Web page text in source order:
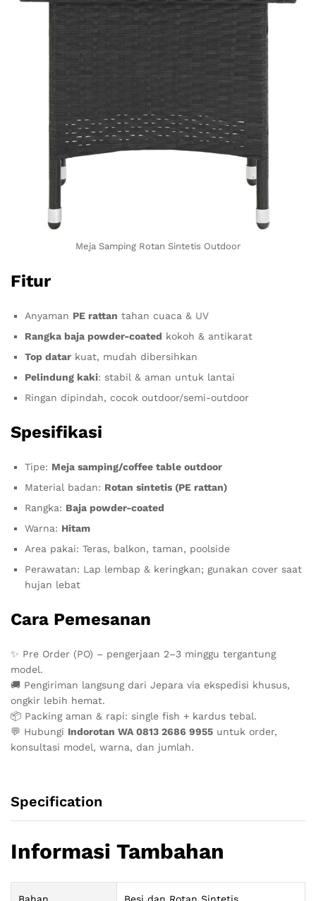
Meja Samping Rotan Sintetis Outdoor
Fitur
Anyaman PE rattan tahan cuaca & UV
Rangka baja powder-coated kokoh & antikarat
Top datar kuat, mudah dibersihkan
Pelindung kaki: stabil & aman untuk lantai
Ringan dipindah, cocok outdoor/semi-outdoor
Spesifikasi
Tipe: Meja samping/coffee table outdoor
Material badan: Rotan sintetis (PE rattan)
Rangka: Baja powder-coated
Warna: Hitam
Area pakai: Teras, balkon, taman, poolside
Perawatan: Lap lembap & keringkan; gunakan cover saat
hujan lebat
Cara Pemesanan
✨ Pre Order (PO) – pengerjaan 2–3 minggu tergantung
model.
🚚 Pengiriman langsung dari Jepara via ekspedisi khusus,
ongkir lebih hemat.
📦 Packing aman & rapi: single fish + kardus tebal.
💬 Hubungi Indorotan WA 0813 2686 9955 untuk order,
konsultasi model, warna, dan jumlah.
Specification
Informasi Tambahan